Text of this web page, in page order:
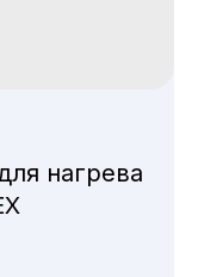
нагрева